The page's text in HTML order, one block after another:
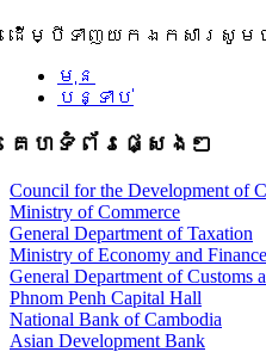
ដើម្បីទាញយកឯកសារសូមចុច
មុន
បន្ទាប់
គេហទំព័រផ្សេងៗ
Council for the Development of
Ministry of Commerce
General Department of Taxation
Ministry of Economy and Finance
General Department of Customs
Phnom Penh Capital Hall
National Bank of Cambodia
Asian Development Bank